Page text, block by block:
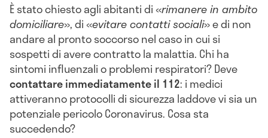
È stato chiesto agli abitanti di «rimanere in ambito
domiciliare», di «evitare contatti sociali» e di non
andare al pronto soccorso nel caso in cui si
sospetti di avere contratto la malattia. Chi ha
sintomi influenzali o problemi respiratori? Deve
contattare immediatamente il 112: i medici
attiveranno protocolli di sicurezza laddove vi sia un
potenziale pericolo Coronavirus. Cosa sta
succedendo?